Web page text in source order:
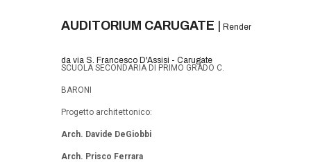
AUDITORIUM CARUGATE Render
da via S. Francesco D'Assisi - Carugate
SCUOLA SECONDARIA DI PRIMO GRADO C.
BARONI
Progetto architettonico:
Arch. Davide DeGiobbi
Arch. Prisco Ferrara